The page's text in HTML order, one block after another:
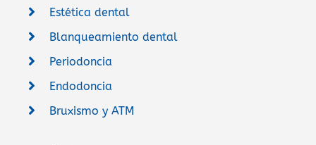
Estética dental
Blanqueamiento dental
Periodoncia
Endodoncia
Bruxismo y ATM